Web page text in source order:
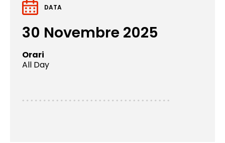
DATA
30 Novembre 2025
Orari
All Day